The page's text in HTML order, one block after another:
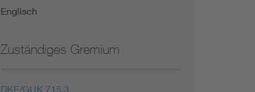
Englisch
Zuständiges Gremium
DKE/GUK 715.3